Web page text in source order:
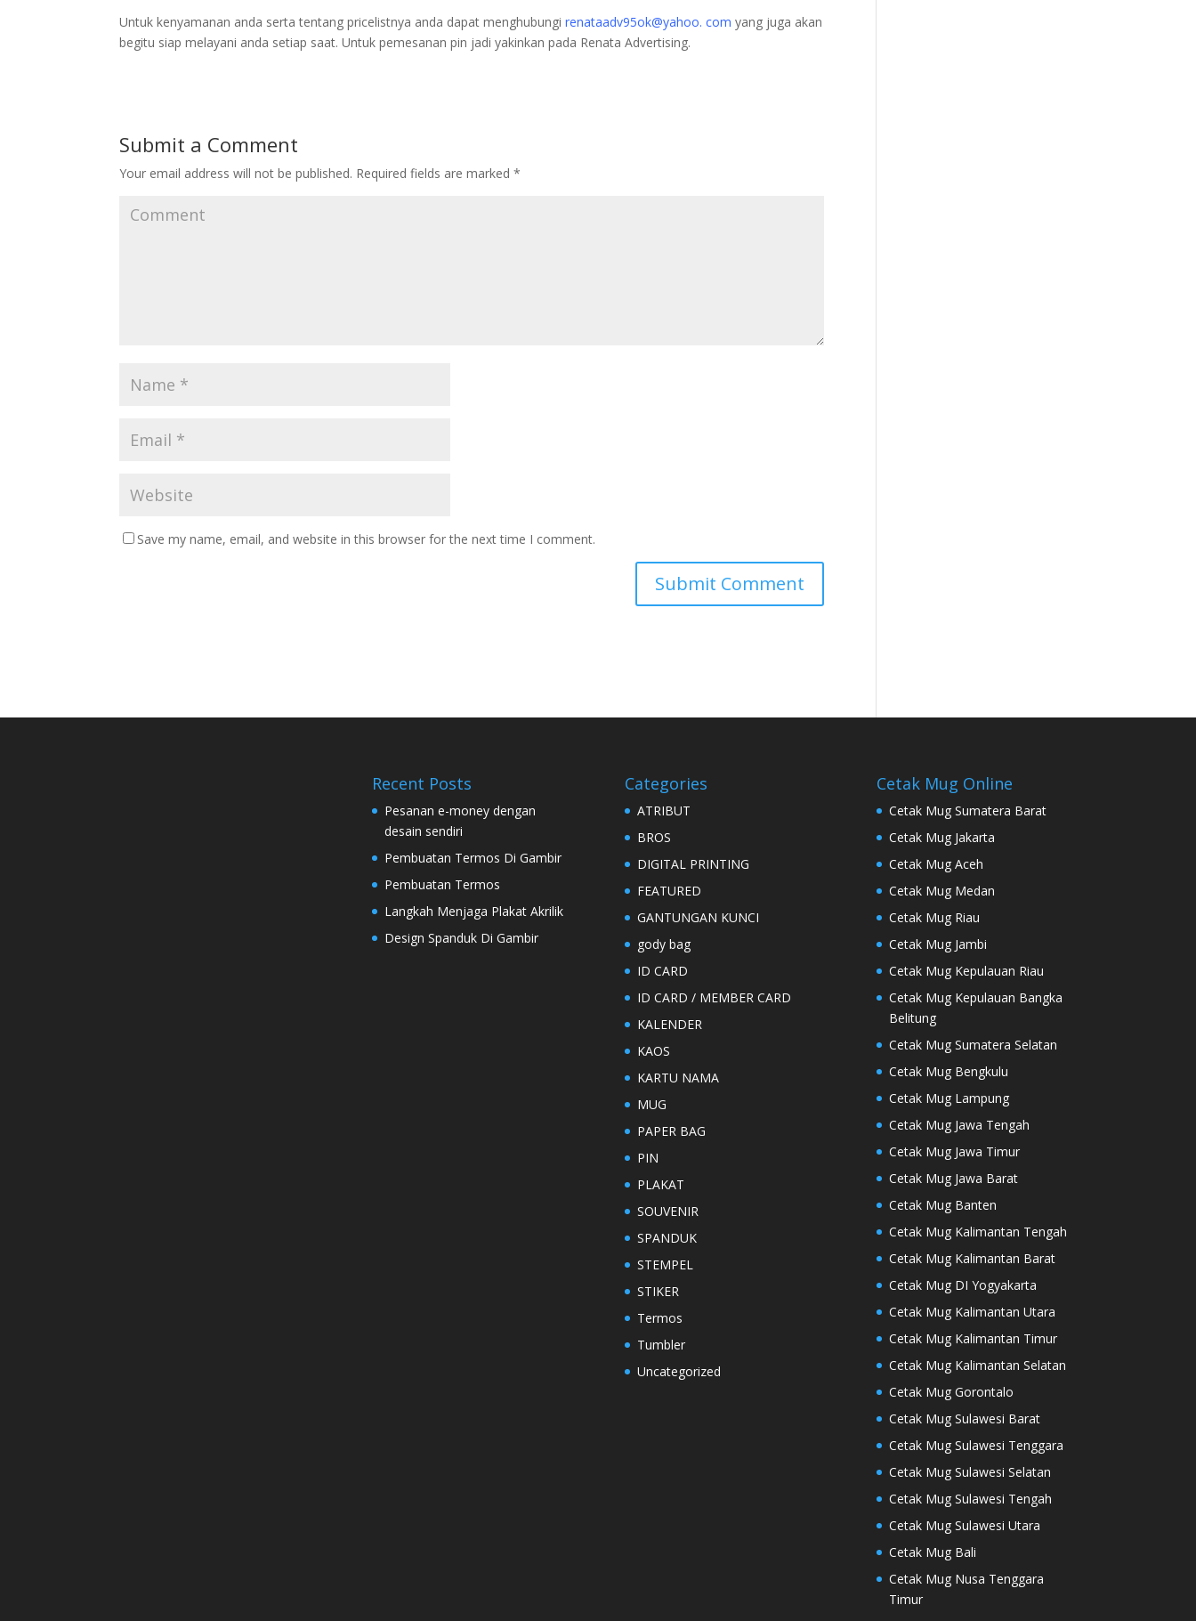
Untuk kenyamanan anda serta tentang pricelistnya anda dapat menghubungi renataadv95ok@yahoo. com yang juga akan
begitu siap melayani anda setiap saat. Untuk pemesanan pin jadi yakinkan pada Renata Advertising.
Submit a Comment
Your email address will not be published. Required fields are marked*
Save my name, email, and website in this browser for the next time I comment.
Recent Posts
Pesanan e-money dengan
desain sendiri
Pembuatan Termos Di Gambir
Pembuatan Termos
Langkah Menjaga Plakat Akrilik
Design Spanduk Di Gambir
Categories
ATRIBUT
BROS
DIGITAL PRINTING
FEATURED
GANTUNGAN KUNCI
gody bag
ID CARD
ID CARD / MEMBER CARD
KALENDER
KAOS
KARTU NAMA
MUG
PAPER BAG
PIN
PLAKAT
SOUVENIR
SPANDUK
STEMPEL
STIKER
Termos
Tumbler
Uncategorized
Cetak Mug Online
Cetak Mug Sumatera Barat
Cetak Mug Jakarta
Cetak Mug Aceh
Cetak Mug Medan
Cetak Mug Riau
Cetak Mug Jambi
Cetak Mug Kepulauan Riau
Cetak Mug Kepulauan Bangka
Belitung
Cetak Mug Sumatera Selatan
Cetak Mug Bengkulu
Cetak Mug Lampung
Cetak Mug Jawa Tengah
Cetak Mug Jawa Timur
Cetak Mug Jawa Barat
Cetak Mug Banten
Cetak Mug Kalimantan Tengah
Cetak Mug Kalimantan Barat
Cetak Mug DI Yogyakarta
Cetak Mug Kalimantan Utara
Cetak Mug Kalimantan Timur
Cetak Mug Kalimantan Selatan
Cetak Mug Gorontalo
Cetak Mug Sulawesi Barat
Cetak Mug Sulawesi Tenggara
Cetak Mug Sulawesi Selatan
Cetak Mug Sulawesi Tengah
Cetak Mug Sulawesi Utara
Cetak Mug Bali
Cetak Mug Nusa Tenggara
Timur